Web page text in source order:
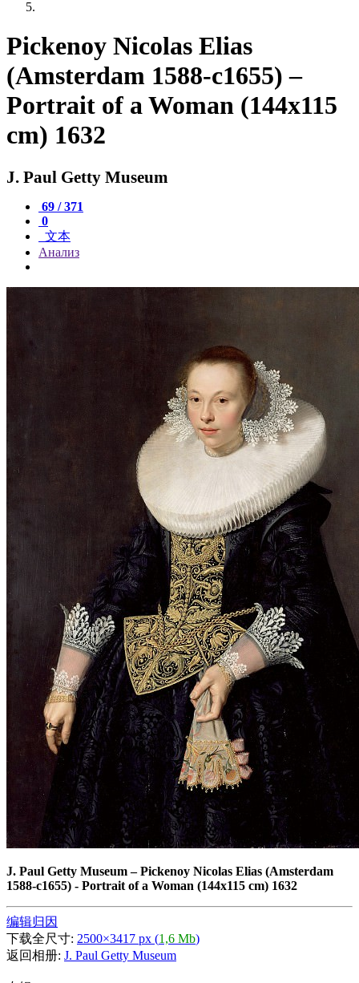
Pickenoy Nicolas Elias
(Amsterdam 1588-c1655) –
Portrait of a Woman (144x115
cm) 1632
J. Paul Getty Museum
69 / 371
0
文本
Анализ
J. Paul Getty Museum–Pickenoy Nicolas Elias (Amsterdam
1588-c1655) - Portrait of a Woman (144x115 cm) 1632
编辑归因
下载全尺寸: 2500×3417 px (1,6 Mb)
返回相册: J. Paul Getty Museum